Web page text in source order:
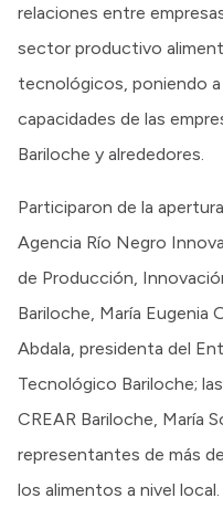
relaciones entre
sector productivo
tecnológicos, poniendo
capacidades de las
Bariloche y alrededores.
Participaron de la
Agencia Río Negro
de Producción,
Bariloche, María Eugenia
Abdala, presidenta del
Tecnológico Bariloche;
CREAR Bariloche, María
representantes de más
los alimentos a nivel local.